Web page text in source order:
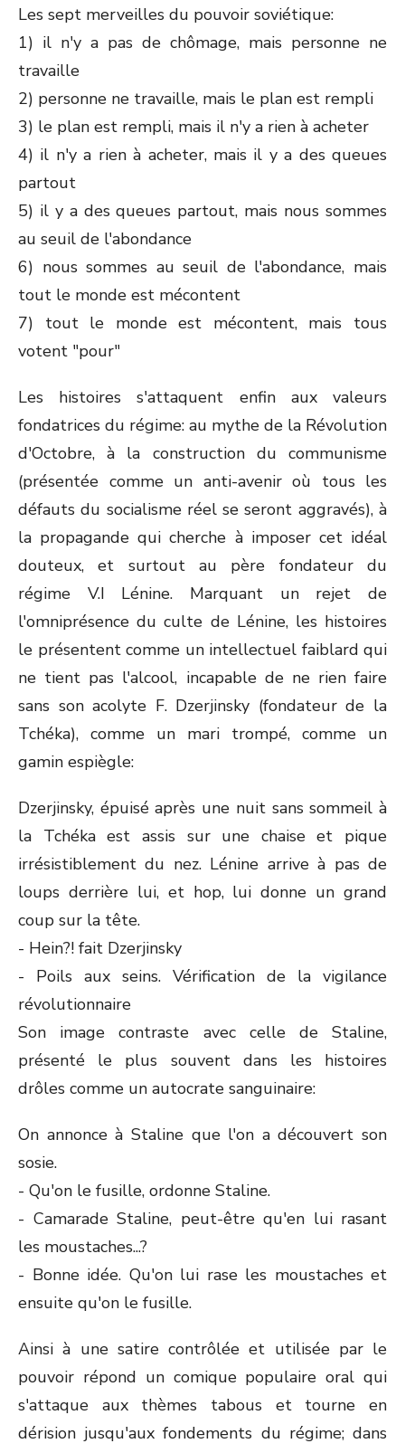
Les sept merveilles du pouvoir soviétique:
1) il n'y a pas de chômage, mais personne ne
travaille
2) personne ne travaille, mais le plan est rempli
3) le plan est rempli, mais il n'y a rien à acheter
4) il n'y a rien à acheter, mais il y a des queues
partout
5) il y a des queues partout, mais nous sommes
au seuil de l'abondance
6) nous sommes au seuil de l'abondance, mais
tout le monde est mécontent
7) tout le monde est mécontent, mais tous
votent "pour"
Les histoires s'attaquent enfin aux valeurs
fondatrices du régime: au mythe de la Révolution
d'Octobre, à la construction du communisme
(présentée comme un anti-avenir où tous les
défauts du socialisme réel se seront aggravés), à
la propagande qui cherche à imposer cet idéal
douteux, et surtout au père fondateur du
régime V.I Lénine. Marquant un rejet de
l'omniprésence du culte de Lénine, les histoires
le présentent comme un intellectuel faiblard qui
ne tient pas l'alcool, incapable de ne rien faire
sans son acolyte F. Dzerjinsky (fondateur de la
Tchéka), comme un mari trompé, comme un
gamin espiègle:
Dzerjinsky, épuisé après une nuit sans sommeil à
la Tchéka est assis sur une chaise et pique
irrésistiblement du nez. Lénine arrive à pas de
loups derrière lui, et hop, lui donne un grand
coup sur la tête.
- Hein?! fait Dzerjinsky
- Poils aux seins. Vérification de la vigilance
révolutionnaire
Son image contraste avec celle de Staline,
présenté le plus souvent dans les histoires
drôles comme un autocrate sanguinaire:
On annonce à Staline que l'on a découvert son
sosie.
- Qu'on le fusille, ordonne Staline.
- Camarade Staline, peut-être qu'en lui rasant
les moustaches...?
- Bonne idée. Qu'on lui rase les moustaches et
ensuite qu'on le fusille.
Ainsi à une satire contrôlée et utilisée par le
pouvoir répond un comique populaire oral qui
s'attaque aux thèmes tabous et tourne en
dérision jusqu'aux fondements du régime; dans